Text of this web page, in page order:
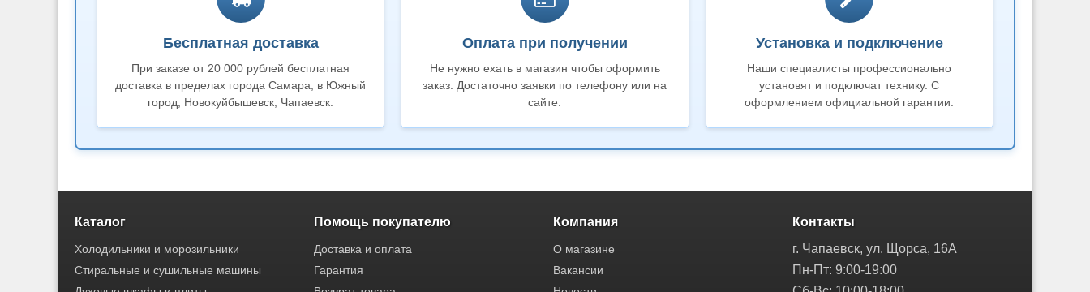
Бесплатная доставка
При заказе от 20 000 рублей бесплатная
доставка в пределах города Самара, в Южный
город, Новокуйбышевск, Чапаевск.
Оплата при получении
Не нужно ехать в магазин чтобы оформить
заказ. Достаточно заявки по телефону или на
сайте.
Установка и подключение
Наши специалисты профессионально
установят и подключат технику. С
оформлением официальной гарантии.
Каталог
Холодильники и морозильники
Стиральные и сушильные машины
Помощь покупателю
Доставка и оплата
Гарантия
Компания
О магазине
Вакансии
Контакты
г. Чапаевск, ул. Щорса, 16А
Пн-Пт: 9:00-19:00